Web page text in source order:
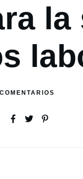
COMENTARIOS